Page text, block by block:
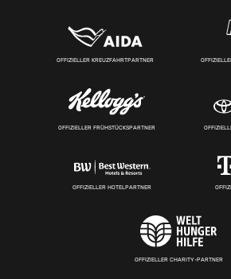
OFFIZIELLER KREUZFAHRTPARTNER
OFFIZIELLER FRÜHSTÜCKSPARTNER
OFFIZIELLER HOTELPARTNER
OFFIZIELLER CHARITY-PARTNER